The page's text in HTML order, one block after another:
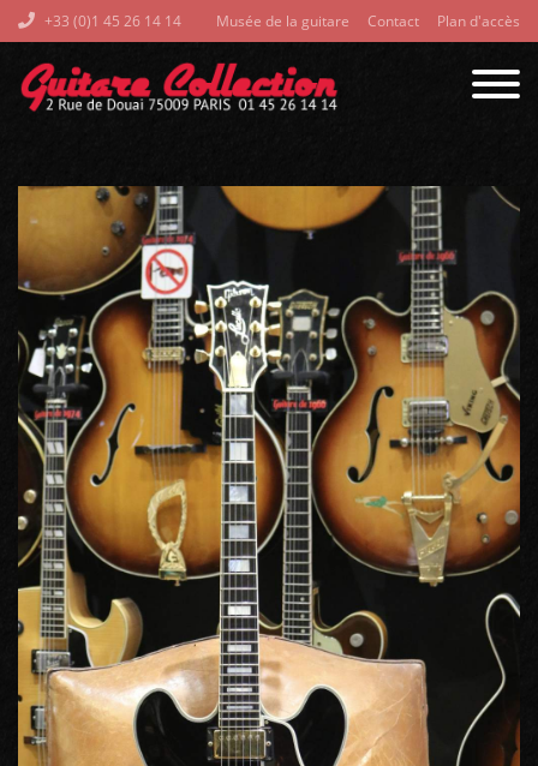
+33 (0)1 45 26 14 14 Musée de la guitare Contact Plan d'accès